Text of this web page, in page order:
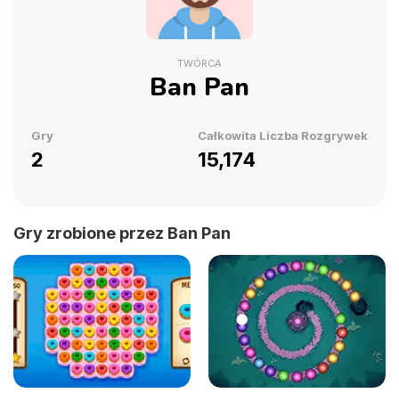
TWÓRCA
Ban Pan
Gry
2
Całkowita Liczba Rozgrywek
15,174
Gry zrobione przez Ban Pan